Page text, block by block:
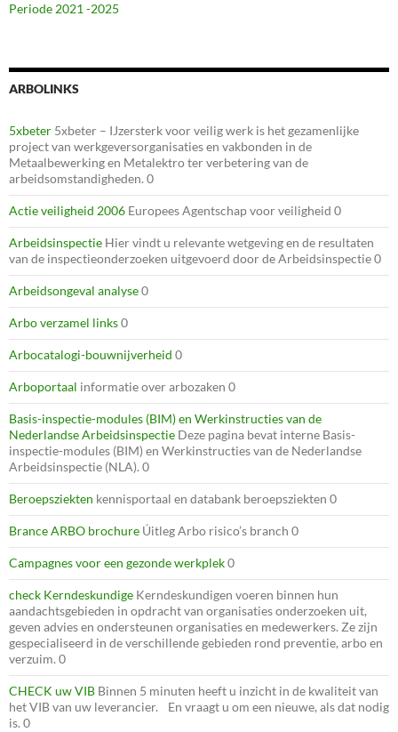
Periode 2021 -2025
ARBOLINKS
5xbeter 5xbeter – IJzersterk voor veilig werk is het gezamenlijke
project van werkgeversorganisaties en vakbonden in de
Metaalbewerking en Metalektro ter verbetering van de
arbeidsomstandigheden. 0
Actie veiligheid 2006 Europees Agentschap voor veiligheid 0
Arbeidsinspectie Hier vindt u relevante wetgeving en de resultaten
van de inspectieonderzoeken uitgevoerd door de Arbeidsinspectie 0
Arbeidsongeval analyse0
Arbo verzamel links0
Arbocatalogi-bouwnijverheid 0
Arboportaal informatie over arbozaken 0
Basis-inspectie-modules (BIM) en Werkinstructies van de
Nederlandse Arbeidsinspectie Deze pagina bevat interne Basis-
inspectie-modules (BIM) en Werkinstructies van de Nederlandse
Arbeidsinspectie (NLA). 0
Beroepsziekten kennisportaal en databank beroepsziekten 0
Brance ARBO brochure Úitleg Arbo risico’s branch 0
Campagnes voor een gezonde werkplek0
check Kerndeskundige Kerndeskundigen voeren binnen hun
aandachtsgebieden in opdracht van organisaties onderzoeken uit,
geven advies en ondersteunen organisaties en medewerkers. Ze zijn
gespecialiseerd in de verschillende gebieden rond preventie, arbo en
verzuim. 0
CHECK uw VIB Binnen 5 minuten heeft u inzicht in de kwaliteit van
het VIB van uw leverancier. En vraagt u om een nieuwe, als dat nodig
is. 0